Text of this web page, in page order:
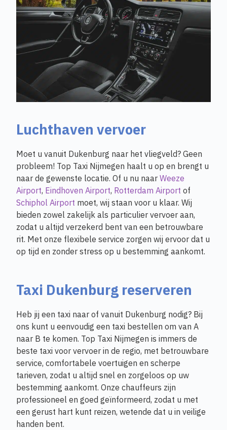
Luchthaven vervoer
Moet u vanuit Dukenburg naar het vliegveld? Geen
probleem! Top Taxi Nijmegen haalt u op en brengt u
naar de gewenste locatie. Of u nu naar Weeze
Airport, Eindhoven Airport, Rotterdam Airport of
Schiphol Airport moet, wij staan voor u klaar. Wij
bieden zowel zakelijk als particulier vervoer aan,
zodat u altijd verzekerd bent van een betrouwbare
rit. Met onze flexibele service zorgen wij ervoor dat u
op tijd en zonder stress op u bestemming aankomt.
Taxi Dukenburg reserveren
Heb jij een taxi naar of vanuit Dukenburg nodig? Bij
ons kunt u eenvoudig een taxi bestellen om van A
naar B te komen. Top Taxi Nijmegen is immers de
beste taxi voor vervoer in de regio, met betrouwbare
service, comfortabele voertuigen en scherpe
tarieven, zodat u altijd snel en zorgeloos op uw
bestemming aankomt. Onze chauffeurs zijn
professioneel en goed geïnformeerd, zodat u met
een gerust hart kunt reizen, wetende dat u in veilige
handen bent.